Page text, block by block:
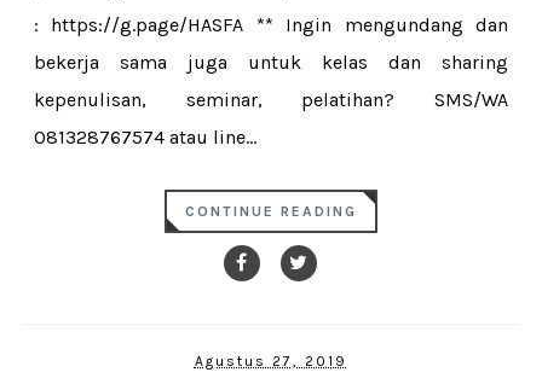
: https://g.page/HASFA ** Ingin mengundang dan
bekerja sama juga untuk kelas dan sharing
kepenulisan, seminar, pelatihan? SMS/WA
081328767574 atau line...
CONTINUE READING
Agustus 27, 2019